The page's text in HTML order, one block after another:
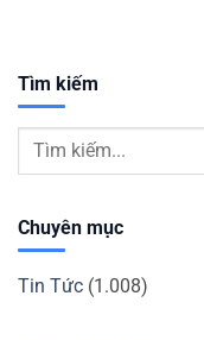
Tìm kiếm
Chuyên mục
Tin Tức (1.008)